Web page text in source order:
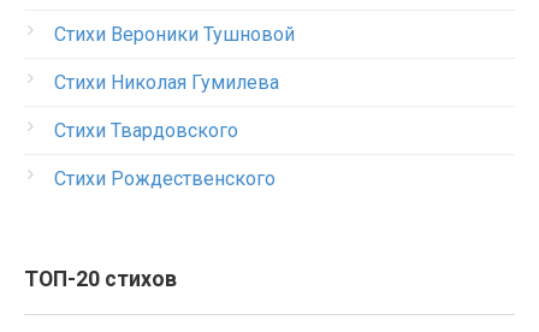
Стихи Вероники Тушновой
Стихи Николая Гумилева
Стихи Твардовского
Стихи Рождественского
ТОП-20 стихов